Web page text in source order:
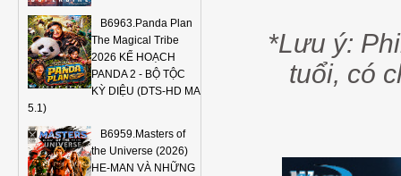
B6963.Panda Plan
The Magical Tribe
2026 KẾ HOẠCH
PANDA 2 - BỘ TỘC
KỲ DIỆU (DTS-HD MA
5.1)
B6959.Masters of
the Universe (2026)
HE-MAN VÀ NHỮNG
*Lưu ý:
tuổi, có